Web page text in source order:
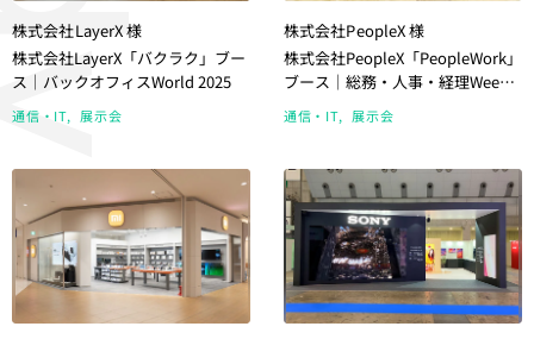
株式会社LayerX 様
株式会社LayerX「バクラク」ブー
ス｜バックオフィスWorld 2025
通信・IT 展示会
株式会社PeopleX 様
株式会社PeopleX「PeopleWork」
ブース｜総務・人事・経理Week
2024 秋
通信・IT 展示会